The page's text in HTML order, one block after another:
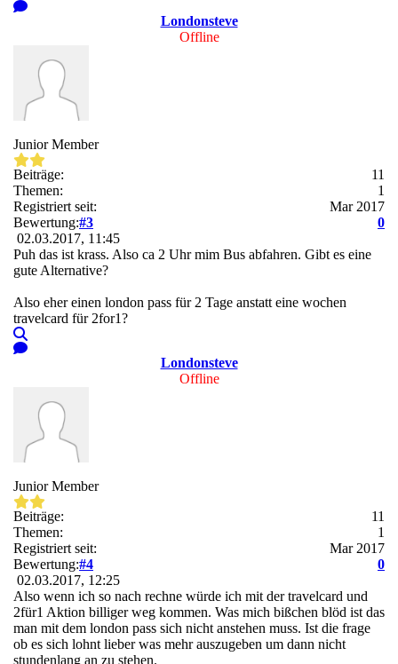
Londonsteve
Offline
Junior Member
Beiträge:
11
Themen:
1
Registriert seit:
Mar 2017
Bewertung:
0
#3
02.03.2017, 11:45
Puh das ist krass. Also ca 2 Uhr mim Bus abfahren. Gibt es eine
gute Alternative?
Also eher einen london pass für 2 Tage anstatt eine wochen
travelcard für 2for1?
Londonsteve
Offline
Junior Member
Beiträge:
11
Themen:
1
Registriert seit:
Mar 2017
Bewertung:
0
#4
02.03.2017, 12:25
Also wenn ich so nach rechne würde ich mit der travelcard und
2für1 Aktion billiger weg kommen. Was mich bißchen blöd ist das
man mit dem london pass sich nicht anstehen muss. Ist die frage
ob es sich lohnt lieber was mehr auszugeben um dann nicht
stundenlang an zu stehen.